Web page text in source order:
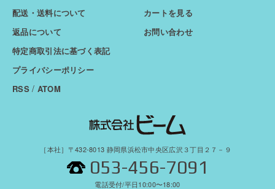
配送・送料について
返品について
特定商取引法に基づく表記
プライバシーポリシー
RSS/ ATOM
カートを見る
お問い合わせ
［本社］〒432-8013 静岡県浜松市中央区広沢３丁目２７－９
053-456-7091
電話受付/平日10:00〜18:00